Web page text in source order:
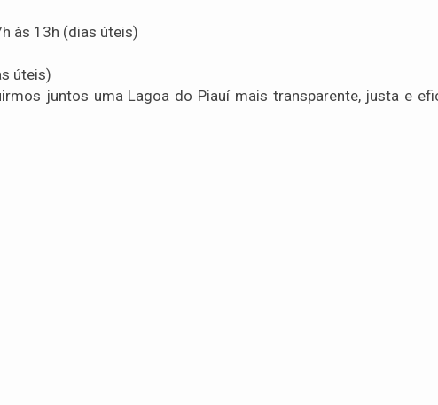
às 13h (dias úteis)
úteis)
juntos uma Lagoa do Piauí mais transparente, justa e